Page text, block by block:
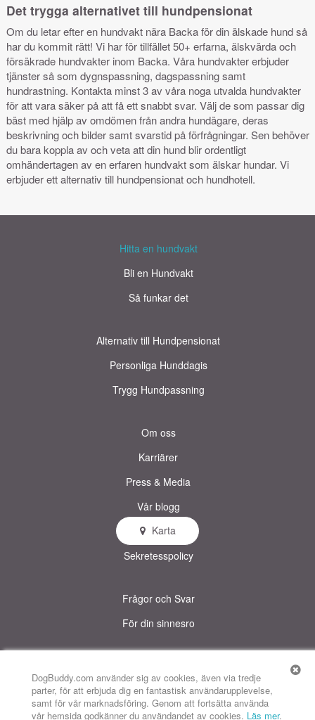
DogBuddy.com använder sig av cookies, även via tredje
parter, för att erbjuda dig en fantastisk användarupplevelse,
samt för vår marknadsföring. Genom att fortsätta använda
vår hemsida godkänner du användandet av cookies. Läs mer.
Det trygga alternativet till hundpensionat
Om du letar efter en hundvakt nära Backa för din älskade hund så
har du kommit rätt! Vi har för tillfället 50+ erfarna, älskvärda och
försäkrade hundvakter inom Backa. Våra hundvakter erbjuder
tjänster så som dygnspassning, dagspassning samt
hundrastning. Kontakta minst 3 av våra noga utvalda hundvakter
för att vara säker på att få ett snabbt svar. Välj de som passar dig
bäst med hjälp av omdömen från andra hundägare, deras
beskrivning och bilder samt svarstid på förfrågningar. Sen behöver
du bara koppla av och veta att din hund blir ordentligt
omhändertagen av en erfaren hundvakt som älskar hundar. Vi
erbjuder ett alternativ till hundpensionat och hundhotell.
Karta
Hitta en hundvakt
Bli en Hundvakt
Så funkar det
Alternativ till Hundpensionat
Personliga Hunddagis
Trygg Hundpassning
Om oss
Karriärer
Press & Media
Vår blogg
Användarvillkor
Sekretesspolicy
Frågor och Svar
För din sinnesro
DogBuddy USA DogBuddy Storbritannien DogBuddy Spanien